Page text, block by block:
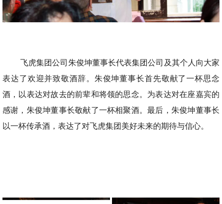
飞虎集团公司朱俊坤董事长代表集团公司及其个人向大家
表达了欢迎并致敬酒辞。朱俊坤董事长首先敬献了一杯思念
酒，以表达对故去的前辈和将领的思念。为表达对在座嘉宾的
感谢，朱俊坤董事长敬献了一杯相聚酒。最后，朱俊坤董事长
以一杯传承酒，表达了对飞虎集团美好未来的期待与信心。